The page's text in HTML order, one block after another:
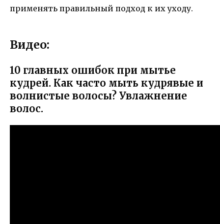
применять правильный подход к их уходу.
Видео:
10 главных ошибок при мытье
кудрей. Как часто мыть кудрявые и
волнистые волосы? Увлажнение
волос.